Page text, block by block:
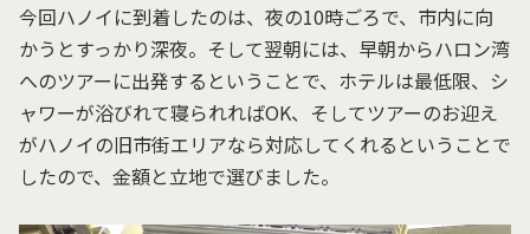
今回ハノイに到着したのは、夜の10時ごろで、市内に向
かうとすっかり深夜。そして翌朝には、早朝からハロン湾
へのツアーに出発するということで、ホテルは最低限、シ
ャワーが浴びれて寝られればOK、そしてツアーのお迎え
がハノイの旧市街エリアなら対応してくれるということで
したので、金額と立地で選びました。